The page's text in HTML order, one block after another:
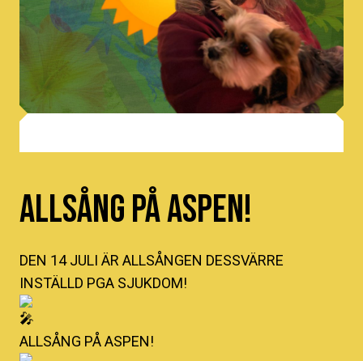
Allsång på Aspen!
DEN 14 JULI ÄR ALLSÅNGEN DESSVÄRRE
INSTÄLLD PGA SJUKDOM!
ALLSÅNG PÅ ASPEN!